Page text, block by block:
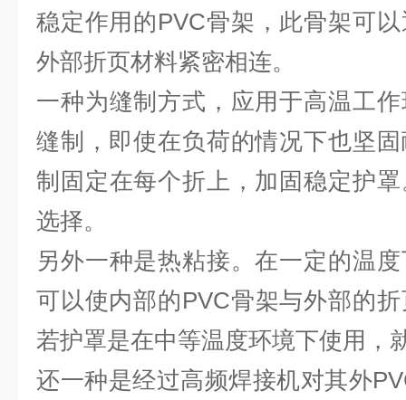
稳定作用的PVC骨架，此骨架可
外部折页材料紧密相连。
一种为缝制方式，应用于高温工
缝制，即使在负荷的情况下也坚
制固定在每个折上，加固稳定护
选择。
另外一种是热粘接。在一定的温
可以使内部的PVC骨架与外部的
若护罩是在中等温度环境下使用，
还一种是经过高频焊接机对其外